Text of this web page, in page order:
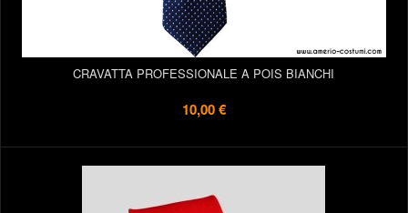
CRAVATTA PROFESSIONALE A POIS BIANCHI
10,00 €